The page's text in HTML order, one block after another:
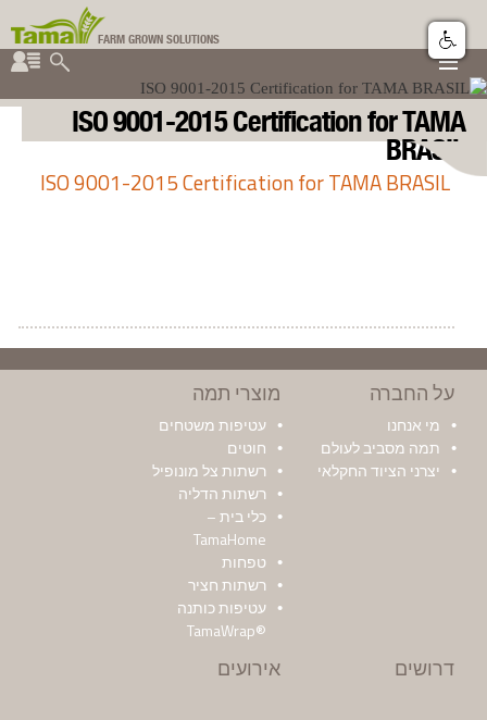
קבוצת תמה
FARM GROWN SOLUTIONS
▼
▼
▼
ISO 9001-2015 Certification for TAMA
BRASIL
ISO 9001-2015 Certification for TAMA BRASIL
על החברה
מי אנחנו
תמה מסביב לעולם
יצרני הציוד החקלאי
מוצרי תמה
עטיפות משטחים
חוטים
רשתות צל מונופיל
רשתות הדליה
כלי בית –
TamaHome
טפחות
רשתות חציר
עטיפות כותנה
®TamaWrap
דרושים
אירועים